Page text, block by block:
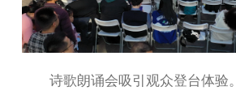
诗歌朗诵会吸引观众登台体验。